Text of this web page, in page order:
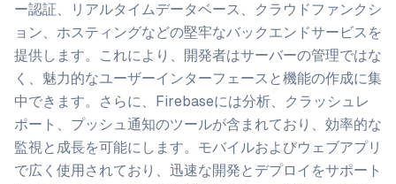
ー認証、リアルタイムデータベース、クラウドファンクシ
ョン、ホスティングなどの堅牢なバックエンドサービスを
提供します。これにより、開発者はサーバーの管理ではな
く、魅力的なユーザーインターフェースと機能の作成に集
中できます。さらに、Firebaseには分析、クラッシュレ
ポート、プッシュ通知のツールが含まれており、効率的な
監視と成長を可能にします。モバイルおよびウェブアプリ
で広く使用されており、迅速な開発とデプロイをサポート